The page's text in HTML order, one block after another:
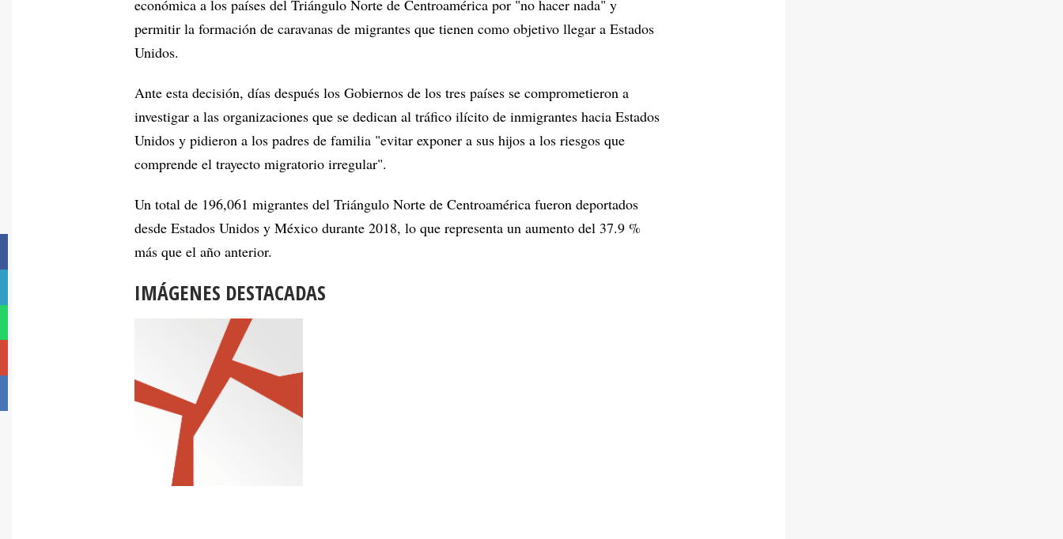
económica a los países del Triángulo Norte de Centroamérica por "no hacer nada" y
permitir la formación de caravanas de migrantes que tienen como objetivo llegar a Estados
Unidos.
Ante esta decisión, días después los Gobiernos de los tres países se comprometieron a
investigar a las organizaciones que se dedican al tráfico ilícito de inmigrantes hacia Estados
Unidos y pidieron a los padres de familia "evitar exponer a sus hijos a los riesgos que
comprende el trayecto migratorio irregular".
Un total de 196,061 migrantes del Triángulo Norte de Centroamérica fueron deportados
desde Estados Unidos y México durante 2018, lo que representa un aumento del 37.9 %
más que el año anterior.
IMÁGENES DESTACADAS